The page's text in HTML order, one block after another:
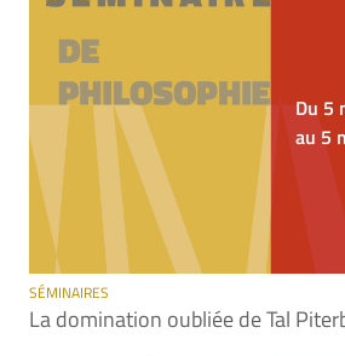
Du 5
au 5
SÉMINAIRES
La domination oubliée de Tal